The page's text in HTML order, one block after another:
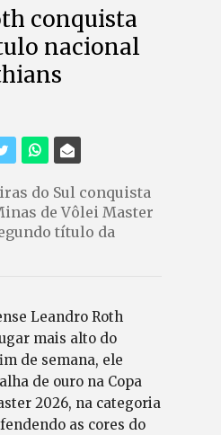
conquista
nacional
do Sul conquista
de Vôlei Master
título da
Leandro Roth
mais alto do
de semana, ele
de ouro na Copa
2026, na categoria
as cores do